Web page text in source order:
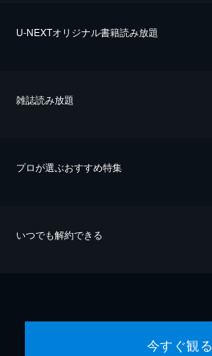
U-NEXTオリジナル書籍読み放題
雑誌読み放題
プロが選ぶおすすめ特集
いつでも解約できる
今すぐ観る